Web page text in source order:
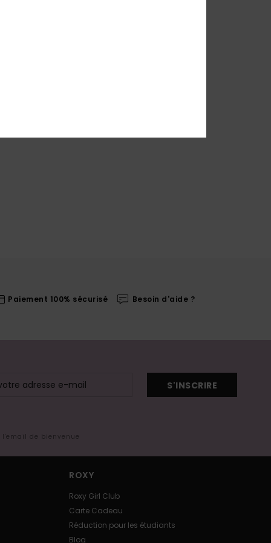
Paiement 100% sécurisé Besoin d'aide ?
S'INSCRIRE
de bienvenue
ROXY
Roxy Girl Club
Carte Cadeau
Réduction pour les étudiants
Blog